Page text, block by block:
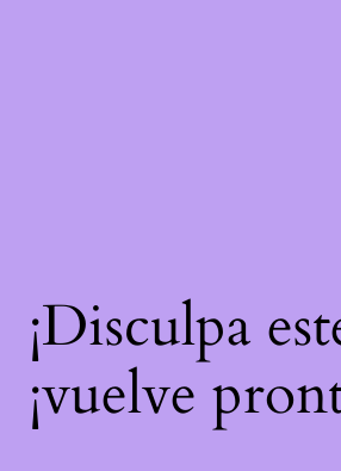
¡Disculpa
¡vuelve